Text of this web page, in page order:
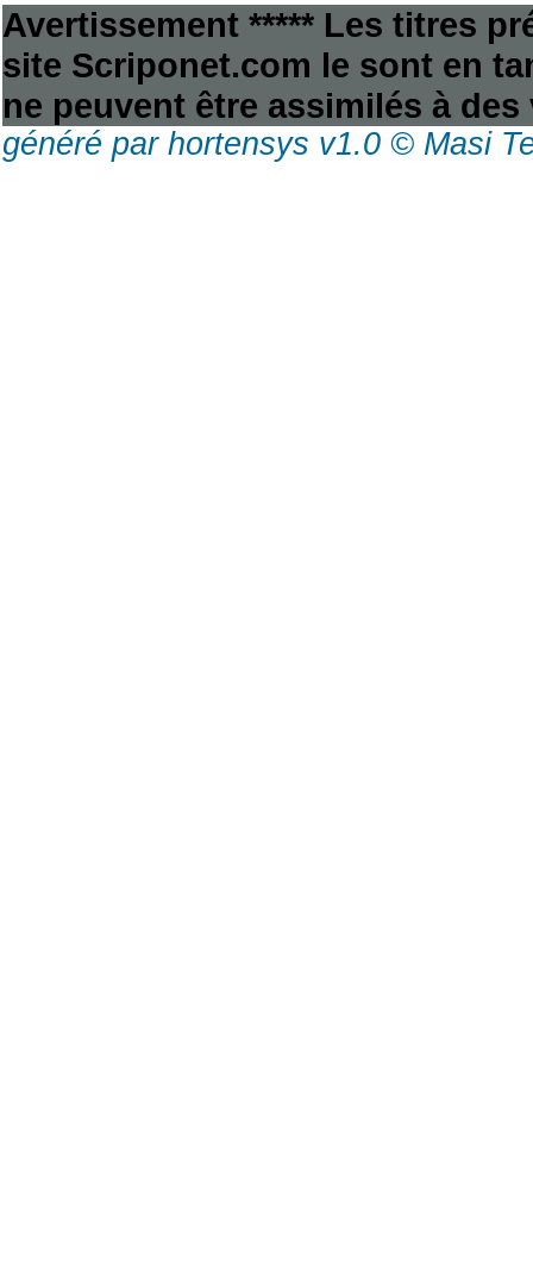
Avertissement ***** Les titres
site Scriponet.com le sont en
ne peuvent être assimilés à
généré par hortensys v1.0 © Masi